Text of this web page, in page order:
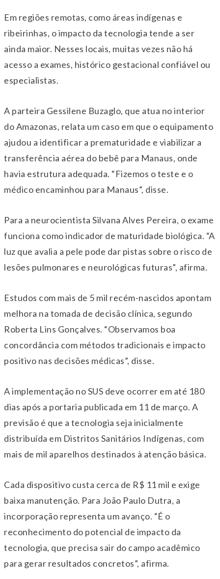
Em regiões remotas, como áreas indígenas e
ribeirinhas, o impacto da tecnologia tende a ser
ainda maior. Nesses locais, muitas vezes não há
acesso a exames, histórico gestacional confiável ou
especialistas.
A parteira Gessilene Buzaglo, que atua no interior
do Amazonas, relata um caso em que o equipamento
ajudou a identificar a prematuridade e viabilizar a
transferência aérea do bebê para Manaus, onde
havia estrutura adequada. “Fizemos o teste e o
médico encaminhou para Manaus”, disse.
Para a neurocientista Silvana Alves Pereira, o exame
funciona como indicador de maturidade biológica. “A
luz que avalia a pele pode dar pistas sobre o risco de
lesões pulmonares e neurológicas futuras”, afirma.
Estudos com mais de 5 mil recém-nascidos apontam
melhora na tomada de decisão clínica, segundo
Roberta Lins Gonçalves. “Observamos boa
concordância com métodos tradicionais e impacto
positivo nas decisões médicas”, disse.
A implementação no SUS deve ocorrer em até 180
dias após a portaria publicada em 11 de março. A
previsão é que a tecnologia seja inicialmente
distribuída em Distritos Sanitários Indígenas, com
mais de mil aparelhos destinados à atenção básica.
Cada dispositivo custa cerca de R$ 11 mil e exige
baixa manutenção. Para João Paulo Dutra, a
incorporação representa um avanço. “É o
reconhecimento do potencial de impacto da
tecnologia, que precisa sair do campo acadêmico
para gerar resultados concretos”, afirma.